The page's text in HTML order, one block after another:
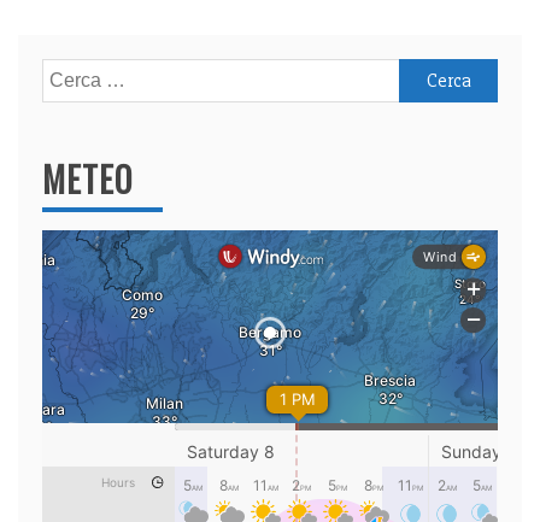
Ricerca
per:
METEO